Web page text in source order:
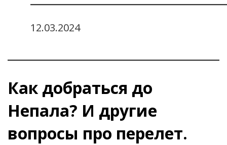
12.03.2024
Как добраться до
Непала? И другие
вопросы про перелет.